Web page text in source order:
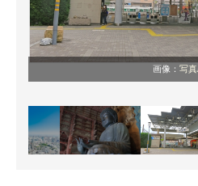
画像： 写